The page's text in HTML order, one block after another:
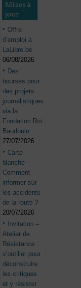
Mises à
jour
Offre
d’emploi à
LaLibre.be
06/08/2026
Des
bourses pour
des projets
journalistiques
via la
Fondation Roi
Baudouin
27/07/2026
Carte
blanche –
Comment
informer sur
les accidents
de la route ?
20/07/2026
Invitation –
Atelier de
Résistance :
s’outiller pour
déconstruire
les critiques
et y résister